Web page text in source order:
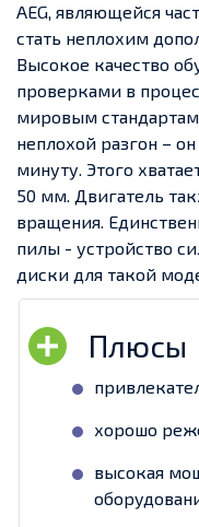
AEG, являющейся
стать неплохим
Высокое качество
проверками в
мировым
неплохой разгон –
минуту. Этого
50 мм. Двигатель
вращения.
пилы - устройство
диски для такой
хорошо
высокая